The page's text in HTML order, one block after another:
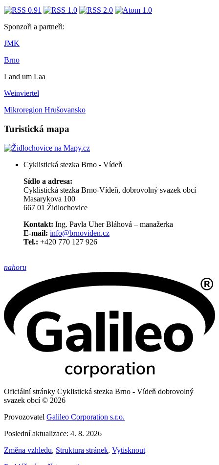
Sponzoři a partneři:
JMK
Brno
Land um Laa
Weinviertel
Mikroregion Hrušovansko
Turistická mapa
Cyklistická stezka Brno - Vídeň
Sídlo a adresa:
Cyklistická stezka Brno-Vídeň, dobrovolný svazek obcí
Masarykova 100
667 01 Židlochovice
Kontakt: Ing. Pavla Uher Bláhová – manažerka
E-mail: info@brnoviden.cz
Tel.: +420 770 127 926
nahoru
Oficiální stránky Cyklistická stezka Brno - Vídeň dobrovolný
svazek obcí © 2026
Provozovatel Galileo Corporation s.r.o.
Poslední aktualizace: 4. 8. 2026
Změna vzhledu, Struktura stránek, Vytisknout